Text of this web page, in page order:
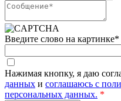
Введите слово на картинке*
Нажимая кнопку, я даю
данных и соглашаюсь с
персональных данных. *